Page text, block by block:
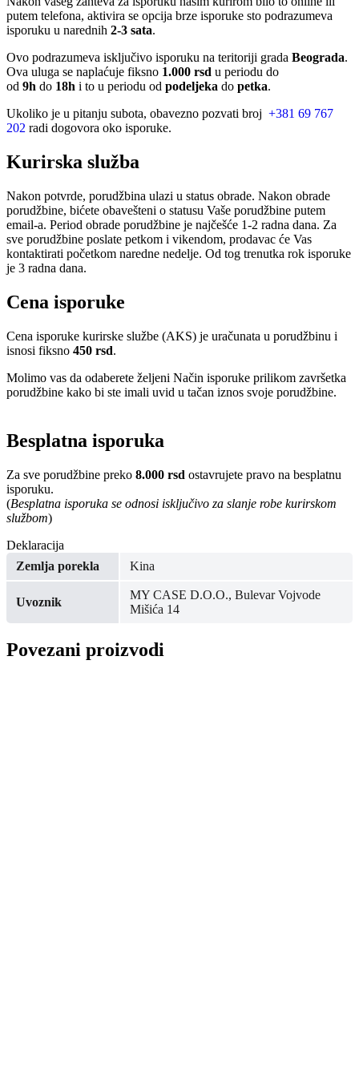
putem telefona, aktivira se opcija brze isporuke sto podrazumeva
isporuku u narednih 2-3 sata.
Ovo podrazumeva isključivo isporuku na teritoriji grada Beograda.
Ova uluga se naplaćuje fiksno 1.000 rsd u periodu do
od 9h do 18h i to u periodu od podeljeka do petka.
Ukoliko je u pitanju subota, obavezno pozvati broj +381 69 767
202 radi dogovora oko isporuke.
Kurirska služba
Nakon potvrde, porudžbina ulazi u status obrade. Nakon obrade
porudžbine, bićete obavešteni o statusu Vaše porudžbine putem
email-a. Period obrade porudžbine je najčešće 1-2 radna dana. Za
sve porudžbine poslate petkom i vikendom, prodavac će Vas
kontaktirati početkom naredne nedelje. Od tog trenutka rok isporuke
je 3 radna dana.
Cena isporuke
Cena isporuke kurirske službe (AKS) je uračunata u porudžbinu i
isnosi fiksno 450 rsd.
Molimo vas da odaberete željeni Način isporuke prilikom završetka
porudžbine kako bi ste imali uvid u tačan iznos svoje porudžbine.
Besplatna isporuka
Za sve porudžbine preko 8.000 rsd ostavrujete pravo na besplatnu
isporuku.
(Besplatna isporuka se odnosi isključivo za slanje robe kurirskom
službom)
Deklaracija
Zemlja porekla
Kina
Uvoznik
MY CASE D.O.O., Bulevar Vojvode
Mišića 14
Povezani proizvodi